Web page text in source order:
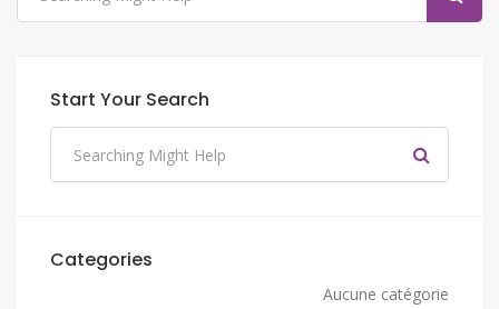
Start Your Search
Categories
Aucune catégorie